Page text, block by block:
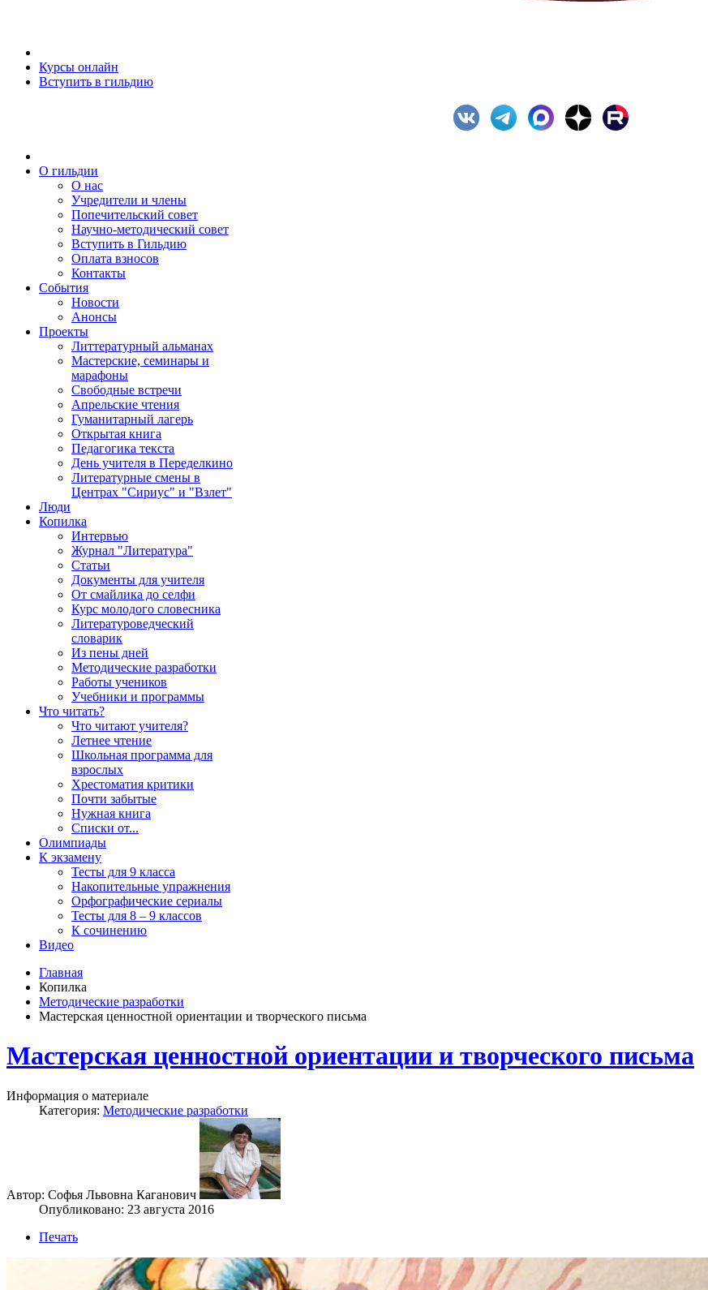
Курсы онлайн
Вступить в гильдию
О гильдии
О нас
Учредители и члены
Попечительский совет
Научно-методический совет
Вступить в Гильдию
Оплата взносов
Контакты
События
Новости
Анонсы
Проекты
Литтературный альманах
Мастерские, семинары и
марафоны
Свободные встречи
Апрельские чтения
Гуманитарный лагерь
Открытая книга
Педагогика текста
День учителя в Переделкино
Литературные смены в
Центрах "Сириус" и "Взлет"
Люди
Копилка
Интервью
Журнал "Литература"
Статьи
Документы для учителя
От смайлика до селфи
Курс молодого словесника
Литературоведческий
словарик
Из пены дней
Методические разработки
Работы учеников
Учебники и программы
Что читать?
Что читают учителя?
Летнее чтение
Школьная программа для
взрослых
Хрестоматия критики
Почти забытые
Нужная книга
Списки от...
Олимпиады
К экзамену
Тесты для 9 класса
Накопительные упражнения
Орфографические сериалы
Тесты для 8 – 9 классов
К сочинению
Видео
Главная
Копилка
Методические разработки
Мастерская ценностной ориентации и творческого письма
Мастерская ценностной ориентации и творческого письма
Информация о материале
Категория: Методические разработки
Автор: Софья Львовна Каганович
Опубликовано: 23 августа 2016
Печать